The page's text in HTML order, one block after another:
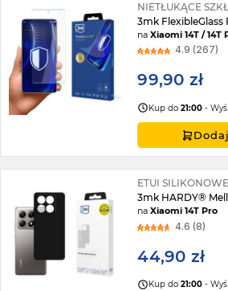
NIETŁUKĄCE
3mk
naXiaomi 14T / 14T
4.9 (267)
99,90 zł
Kup do21:00 -
ETUI SILIKONOWE
3mk HARDY®
naXiaomi 14T Pro
4.6 (8)
44,90 zł
Kup do21:00 -